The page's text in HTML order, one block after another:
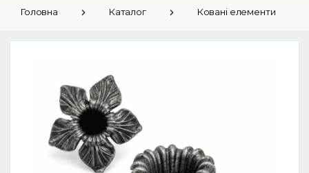
Головна Каталог Ковані елементи